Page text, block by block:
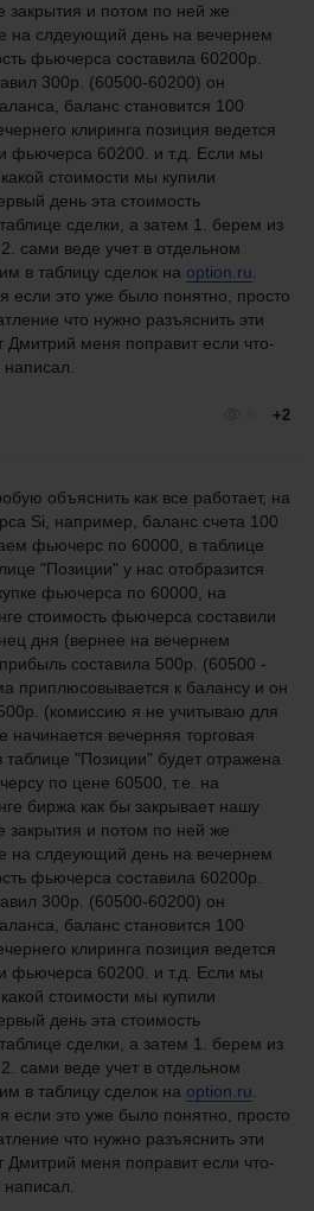
закрытия и потом по ней же
на слдеующий день на вечернем
фьючерса составила 60200р.
300р. (60500-60200) он
баланс становится 100
клиринга позиция ведется
фьючерса 60200. и т.д. Если мы
стоимости мы купили
день эта стоимость
сделки, а затем 1. берем из
сами веде учет в отдельном
в таблицу сделок на option.ru.
это уже было понятно, просто
что нужно разъяснить эти
меня поправит если что-
написал.
+2
объяснить как все работает, на
Si, например, баланс счета 100
фьючерс по 60000, в таблице
"Позиции" у нас отобразится
фьючерса по 60000, на
стоимость фьючерса составили
дня (вернее на вечернем
составила 500р. (60500 -
приплюсовывается к балансу и он
(комиссию я не учитываю для
начинается вечерняя торговая
таблице "Позиции" будет отражена
по цене 60500, т.е. на
биржа как бы закрывает нашу
закрытия и потом по ней же
на слдеующий день на вечернем
фьючерса составила 60200р.
300р. (60500-60200) он
баланс становится 100
клиринга позиция ведется
фьючерса 60200. и т.д. Если мы
стоимости мы купили
день эта стоимость
сделки, а затем 1. берем из
сами веде учет в отдельном
в таблицу сделок на option.ru.
это уже было понятно, просто
что нужно разъяснить эти
меня поправит если что-
написал.